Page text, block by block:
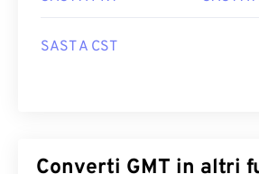
SAST A CST
Converti GMT in altri